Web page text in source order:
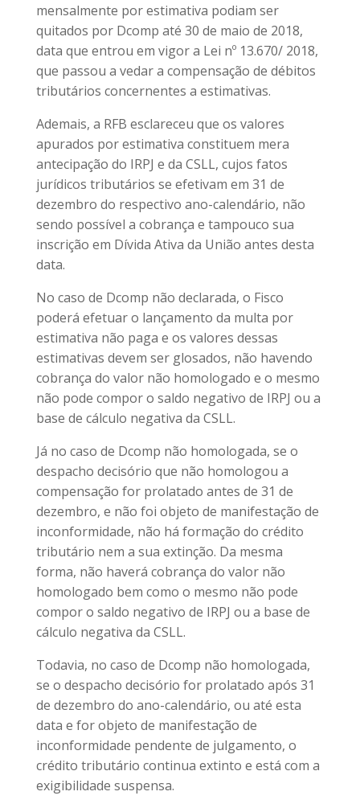
mensalmente por estimativa podiam ser
quitados por Dcomp até 30 de maio de 2018,
data que entrou em vigor a Lei nº 13.670/ 2018,
que passou a vedar a compensação de débitos
tributários concernentes a estimativas.
Ademais, a RFB esclareceu que os valores
apurados por estimativa constituem mera
antecipação do IRPJ e da CSLL, cujos fatos
jurídicos tributários se efetivam em 31 de
dezembro do respectivo ano-calendário, não
sendo possível a cobrança e tampouco sua
inscrição em Dívida Ativa da União antes desta
data.
No caso de Dcomp não declarada, o Fisco
poderá efetuar o lançamento da multa por
estimativa não paga e os valores dessas
estimativas devem ser glosados, não havendo
cobrança do valor não homologado e o mesmo
não pode compor o saldo negativo de IRPJ ou a
base de cálculo negativa da CSLL.
Já no caso de Dcomp não homologada, se o
despacho decisório que não homologou a
compensação for prolatado antes de 31 de
dezembro, e não foi objeto de manifestação de
inconformidade, não há formação do crédito
tributário nem a sua extinção. Da mesma
forma, não haverá cobrança do valor não
homologado bem como o mesmo não pode
compor o saldo negativo de IRPJ ou a base de
cálculo negativa da CSLL.
Todavia, no caso de Dcomp não homologada,
se o despacho decisório for prolatado após 31
de dezembro do ano-calendário, ou até esta
data e for objeto de manifestação de
inconformidade pendente de julgamento, o
crédito tributário continua extinto e está com a
exigibilidade suspensa.